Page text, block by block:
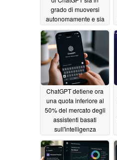
grado di muoversi
autonomamente e sia
dotato di batteria e
fotocamera07/16/2026
ChatGPT detiene ora
una quota inferiore al
50% del mercato degli
assistenti basati
sull'intelligenza
artificiale06/18/2026